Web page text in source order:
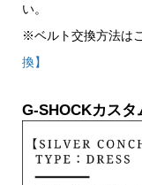
い。
※ベルト交換方法は
換】
G-SHOCKカスタ